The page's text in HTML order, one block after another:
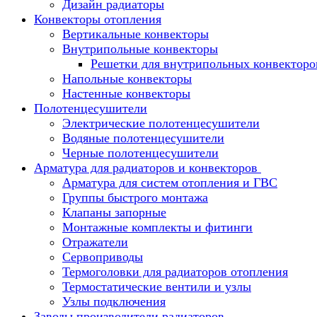
Дизайн радиаторы
Конвекторы отопления
Вертикальные конвекторы
Внутрипольные конвекторы
Решетки для внутрипольных
Напольные конвекторы
Настенные конвекторы
Полотенцесушители
Электрические полотенцесушители
Водяные полотенцесушители
Черные полотенцесушители
Арматура для радиаторов и конвекторов
Арматура для систем отопления и ГВС
Группы быстрого монтажа
Клапаны запорные
Монтажные комплекты и фитинги
Отражатели
Сервоприводы
Термоголовки для радиаторов отопления
Термостатические вентили и узлы
Узлы подключения